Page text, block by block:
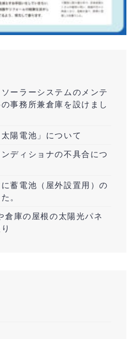
ーラーシステムのメンテ
事務所兼倉庫を設けまし
陽電池」について
ディショナの不具合につ
蓄電池（屋外設置用）の
。
庫の屋根の太陽光パネ